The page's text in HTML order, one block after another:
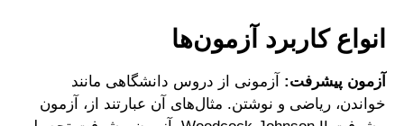
انواع کاربرد آزمون‌ها
آزمون پیشرفت: آزمونی از دروس دانشگاهی مانند
خواندن، ریاضی و نوشتن. مثال‌های آن عبارتند از، آزمون